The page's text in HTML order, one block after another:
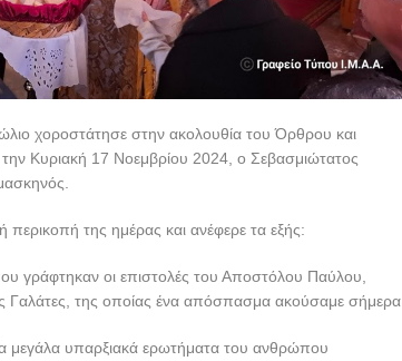
χοροστάτησε στην ακολουθία του Όρθρου και
την Κυριακή 17 Νοεμβρίου 2024, ο Σεβασμιώτατος
της ημέρας και ανέφερε τα εξής:
γράφτηκαν οι επιστολές του Αποστόλου Παύλου,
Γαλάτες, της οποίας ένα απόσπασμα ακούσαμε σήμερα.
μεγάλα υπαρξιακά ερωτήματα του ανθρώπου